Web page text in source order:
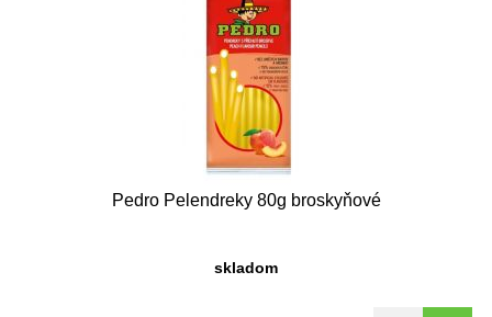
Pedro Pelendreky 80g broskyňové
skladom